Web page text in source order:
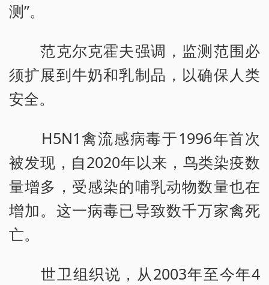
测”。
范克尔克霍夫强调，监测范围必
须扩展到牛奶和乳制品，以确保人类
安全。
H5N1禽流感病毒于1996年首次
被发现，自2020年以来，鸟类染疫数
量增多，受感染的哺乳动物数量也在
增加。这一病毒已导致数千万家禽死
亡。
世卫组织说，从2003年至今年4